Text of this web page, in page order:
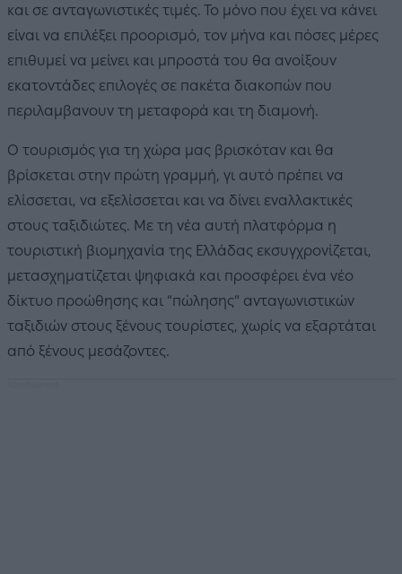
και σε ανταγωνιστικές τιμές. Το μόνο που έχει να κάνει
είναι να επιλέξει προορισμό, τον μήνα και πόσες μέρες
επιθυμεί να μείνει και μπροστά του θα ανοίξουν
εκατοντάδες επιλογές σε πακέτα διακοπών που
περιλαμβανουν τη μεταφορά και τη διαμονή.
Ο τουρισμός για τη χώρα μας βρισκόταν και θα
βρίσκεται στην πρώτη γραμμή, γι αυτό πρέπει να
ελίσσεται, να εξελίσσεται και να δίνει εναλλακτικές
στους ταξιδιώτες. Με τη νέα αυτή πλατφόρμα η
τουριστική βιομηχανία της Ελλάδας εκσυγχρονίζεται,
μετασχηματίζεται ψηφιακά και προσφέρει ένα νέο
δίκτυο προώθησης και “πώλησης” ανταγωνιστικών
ταξιδιών στους ξένους τουρίστες, χωρίς να εξαρτάται
από ξένους μεσάζοντες.